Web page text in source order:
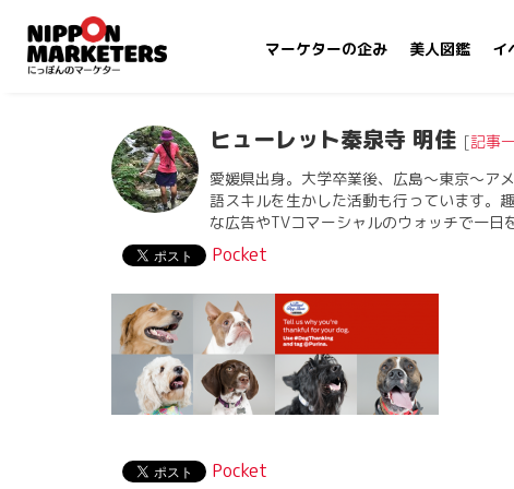
マーケターの企み 美人図鑑 イ
ヒューレット秦泉寺 明佳 [記事
愛媛県出身。大学卒業後、広島〜東京〜ア
語スキルを生かした活動も行っています。
な広告やTVコマーシャルのウォッチで一日
Pocket
Pocket